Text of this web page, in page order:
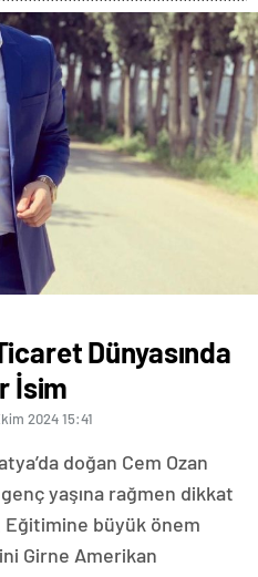
Dünyasında
İsim
2024 15:41
doğan Cem Ozan
yaşına rağmen dikkat
büyük önem
Girne Amerikan